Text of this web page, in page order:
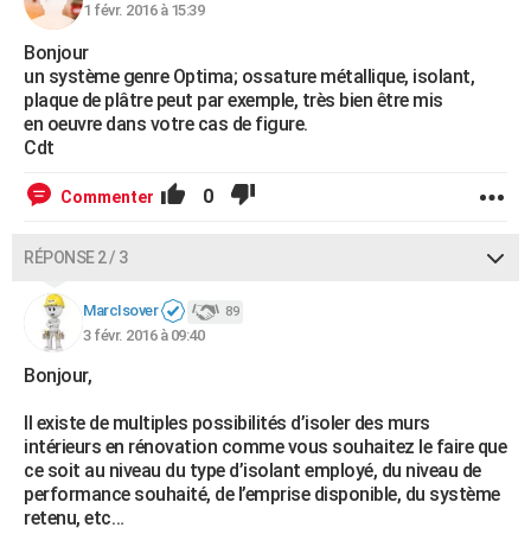
S'inscrire
Se connecter
Lycées
Collèges
Primaires
Universités
Entreprises
Service militaire
Avis de recherche
AVIS DE DÉCÈS
FORUM
Bricolage
Lifestyle
Culture
Sport
Auto
Television
Voyage
Cinema
1 févr. 2016 à 15:39
Bonjour
un système genre Optima; ossature métallique, isolant,
plaque de plâtre peut par exemple, très bien être mis
en oeuvre dans votre cas de figure.
Cdt
Commenter 0
RÉPONSE 2 / 3
MarcIsover 89
3 févr. 2016 à 09:40
Bonjour,
Il existe de multiples possibilités d’isoler des murs
intérieurs en rénovation comme vous souhaitez le faire que
ce soit au niveau du type d’isolant employé, du niveau de
performance souhaité, de l’emprise disponible, du système
retenu, etc…